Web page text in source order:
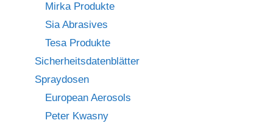
Mirka Produkte
Sia Abrasives
Tesa Produkte
Sicherheitsdatenblätter
Spraydosen
European Aerosols
Peter Kwasny